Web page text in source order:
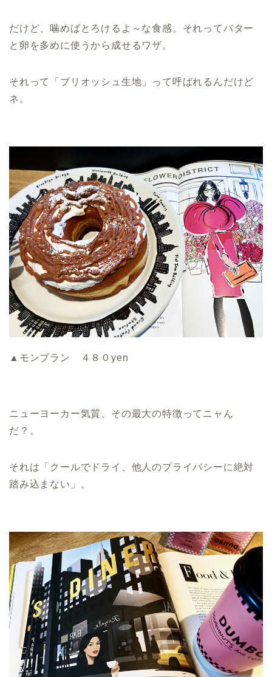
だけど、噛めばとろけるよ～な食感。それってバター
と卵を多めに使うから成せるワザ。
それって「ブリオッシュ生地」って呼ばれるんだけど
ネ。
▲モンブラン ４８０yen
ニューヨーカー気質、その最大の特徴ってニャん
だ？。
それは「クールでドライ、他人のプライバシーに絶対
踏み込まない」。